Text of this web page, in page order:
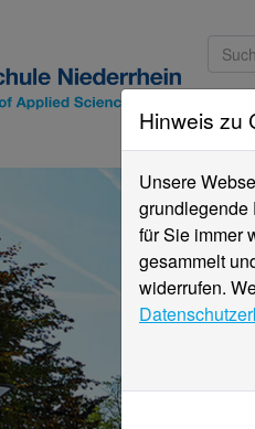
Hinweis zu
Unsere
grundlegende
für Sie immer
gesammelt
widerrufen.